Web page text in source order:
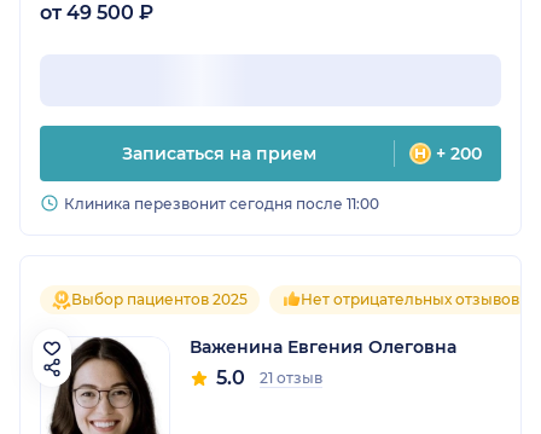
от 49 500 ₽
Записаться на прием + 200
Клиника перезвонит сегодня после 11:00
Выбор пациентов 2025 Нет отрицательных отзывов
Важенина Евгения Олеговна
5.0 21 отзыв